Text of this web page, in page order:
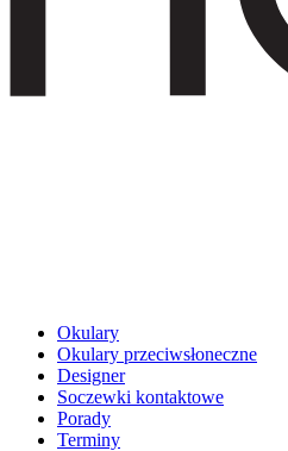
Okulary
Okulary przeciwsłoneczne
Designer
Soczewki kontaktowe
Porady
Terminy